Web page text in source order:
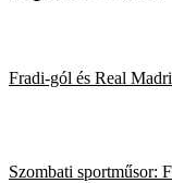
Fradi-gól és Real
Szombati sportműsor: